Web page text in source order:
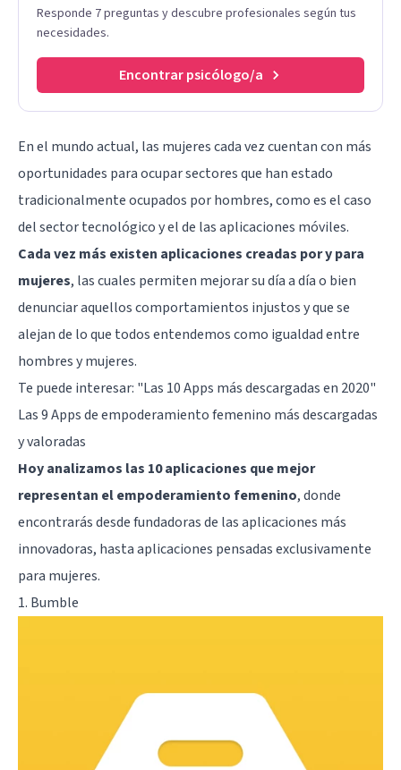
Responde 7 preguntas y descubre profesionales según tus
necesidades.
Encontrar psicólogo/a
En el mundo actual, las mujeres cada vez cuentan con más
oportunidades para ocupar sectores que han estado
tradicionalmente ocupados por hombres, como es el caso
del sector tecnológico y el de las aplicaciones móviles.
Cada vez más existen aplicaciones creadas por y para
mujeres, las cuales permiten mejorar su día a día o bien
denunciar aquellos comportamientos injustos y que se
alejan de lo que todos entendemos como igualdad entre
hombres y mujeres.
Te puede interesar: "Las 10 Apps más descargadas en 2020"
Las 9 Apps de empoderamiento femenino más descargadas
y valoradas
Hoy analizamos las 10 aplicaciones que mejor
representan el empoderamiento femenino, donde
encontrarás desde fundadoras de las aplicaciones más
innovadoras, hasta aplicaciones pensadas exclusivamente
para mujeres.
1. Bumble